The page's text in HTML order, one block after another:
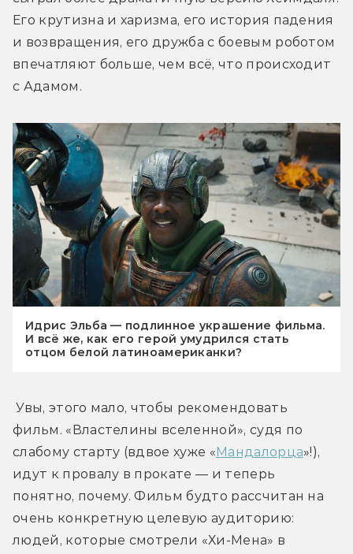
Его крутизна и харизма, его история падения
и возвращения, его дружба с боевым роботом
впечатляют больше, чем всё, что происходит
с Адамом.
Идрис Эльба — подлинное украшение фильма.
И всё же, как его герой умудрился стать
отцом белой латиноамериканки?
Увы, этого мало, чтобы рекомендовать
фильм. «Властелины вселенной», судя по
слабому старту (вдвое хуже « Мандалорца»!),
идут к провалу в прокате — и теперь
понятно, почему. Фильм будто рассчитан на
очень конкретную целевую аудиторию:
людей, которые смотрели «Хи-Мена» в